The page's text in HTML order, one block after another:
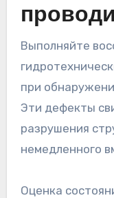
Выполняйте
при
Эти дефекты
разрушения
немедленного
Оценка